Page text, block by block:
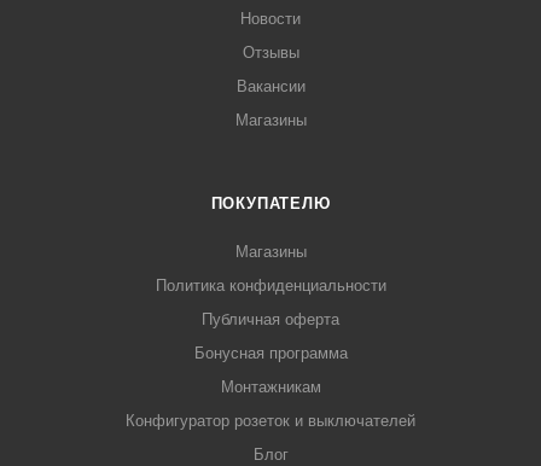
Новости
Отзывы
Вакансии
Магазины
ПОКУПАТЕЛЮ
Магазины
Политика конфиденциальности
Публичная оферта
Бонусная программа
Монтажникам
Конфигуратор розеток и выключателей
Блог